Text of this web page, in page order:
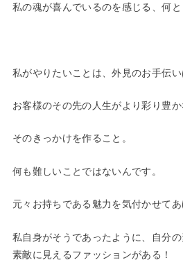
私の魂が喜んでいるのを感じる、何
私がやりたいことは、外見のお手伝
お客様のその先の人生がより彩り豊
そのきっかけを作ること。
何も難しいことではないんです。
元々お持ちである魅力を気付かせてあ
私自身がそうであったように、自分
素敵に見えるファッションがある！